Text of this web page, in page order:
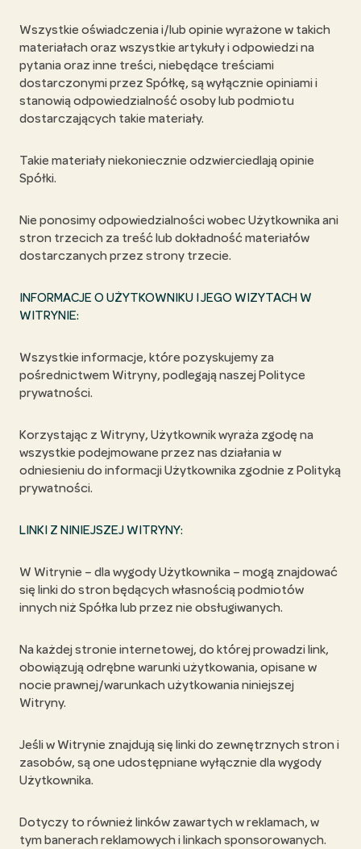
Wszystkie oświadczenia i/lub opinie wyrażone w takich
materiałach oraz wszystkie artykuły i odpowiedzi na
pytania oraz inne treści, niebędące treściami
dostarczonymi przez Spółkę, są wyłącznie opiniami i
stanowią odpowiedzialność osoby lub podmiotu
dostarczających takie materiały.
Takie materiały niekoniecznie odzwierciedlają opinie
Spółki.
Nie ponosimy odpowiedzialności wobec Użytkownika ani
stron trzecich za treść lub dokładność materiałów
dostarczanych przez strony trzecie.
INFORMACJE O UŻYTKOWNIKU I JEGO WIZYTACH W
WITRYNIE:
Wszystkie informacje, które pozyskujemy za
pośrednictwem Witryny, podlegają naszej Polityce
prywatności.
Korzystając z Witryny, Użytkownik wyraża zgodę na
wszystkie podejmowane przez nas działania w
odniesieniu do informacji Użytkownika zgodnie z Polityką
prywatności.
LINKI Z NINIEJSZEJ WITRYNY:
W Witrynie – dla wygody Użytkownika – mogą znajdować
się linki do stron będących własnością podmiotów
innych niż Spółka lub przez nie obsługiwanych.
Na każdej stronie internetowej, do której prowadzi link,
obowiązują odrębne warunki użytkowania, opisane w
nocie prawnej/warunkach użytkowania niniejszej
Witryny.
Jeśli w Witrynie znajdują się linki do zewnętrznych stron i
zasobów, są one udostępniane wyłącznie dla wygody
Użytkownika.
Dotyczy to również linków zawartych w reklamach, w
tym banerach reklamowych i linkach sponsorowanych.